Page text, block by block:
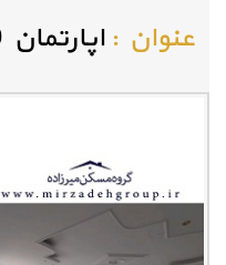
عنوان :اپارتمان 190 متری فردیس